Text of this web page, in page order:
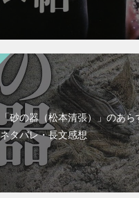
「砂の器（松本清張）」のあら
ネタバレ・長文感想